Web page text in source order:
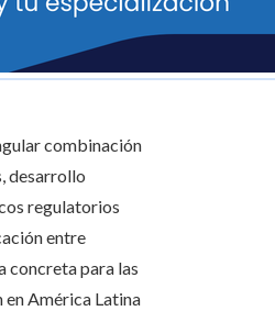
combinación
desarrollo
regulatorios
entre
concreta para las
en América Latina